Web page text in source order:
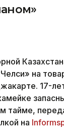
на
17-
тайме,
на